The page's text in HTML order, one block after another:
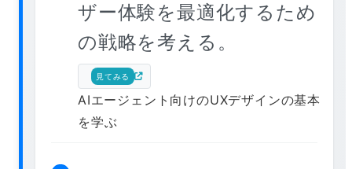
ザー体験を最適化するため
の戦略を考える。
見てみる
AIエージェント向けのUXデザインの基本
を学ぶ